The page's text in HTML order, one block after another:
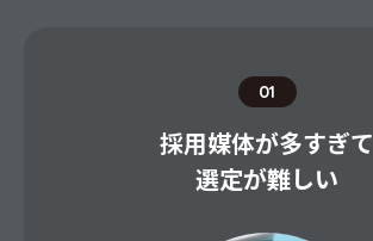
01
採用媒体が多すぎて
選定が難しい